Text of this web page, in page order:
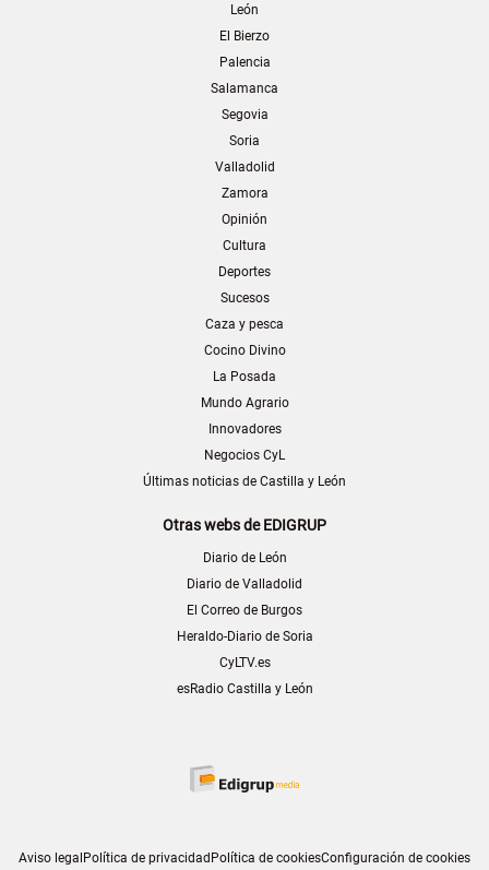
León
El Bierzo
Palencia
Salamanca
Segovia
Soria
Valladolid
Zamora
Opinión
Cultura
Deportes
Sucesos
Caza y pesca
Cocino Divino
La Posada
Mundo Agrario
Innovadores
Negocios CyL
Últimas noticias de Castilla y León
Otras webs de EDIGRUP
Diario de León
Diario de Valladolid
El Correo de Burgos
Heraldo-Diario de Soria
CyLTV.es
esRadio Castilla y León
Aviso legalPolítica de privacidadPolítica de cookiesConfiguración de cookies